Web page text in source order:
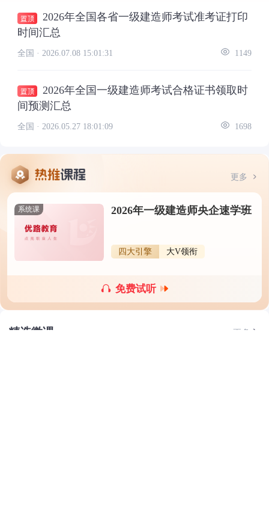
2026年全国各省一级建造师考试准考证打印
时间汇总
全国 · 2026.07.08 15:01:31 1149
2026年全国一级建造师考试合格证书领取时
间预测汇总
全国 · 2026.05.27 18:01:09 1698
更多
系统课 2026年一级建造师央企速学班
四大引擎 大V领衔
免费试听
精选微课 更多